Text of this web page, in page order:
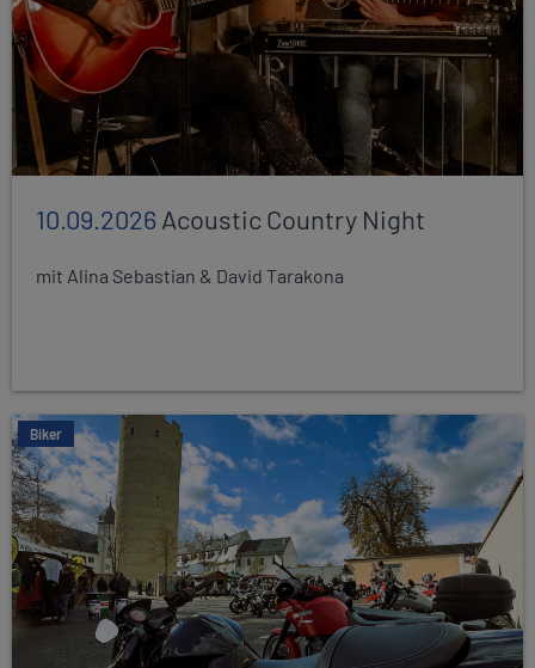
10.09.2026Acoustic Country Night
mit Alina Sebastian & David Tarakona
Biker